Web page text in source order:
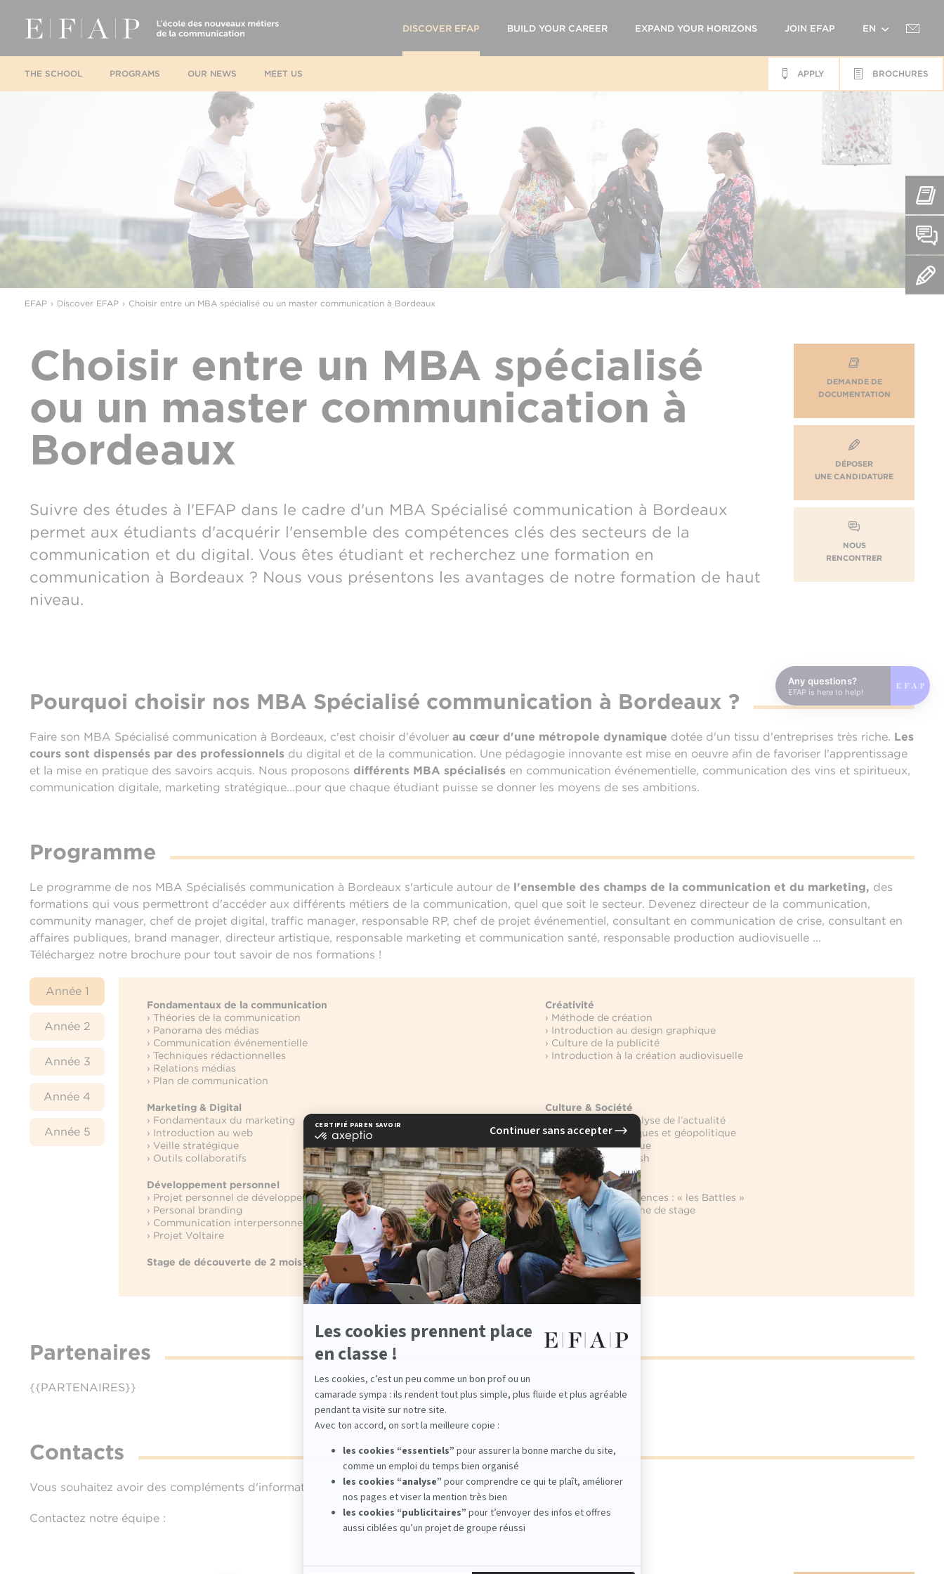
DISCOVER EFAP BUILD YOUR CAREER EXPAND YOUR HORIZONS JOIN EFAP EN
THE SCHOOL PROGRAMS OUR NEWS MEET US BROCHURES
APPLY
EFAP Discover EFAP Choisir entre un MBA spécialisé ou un master communication à Bordeaux
Choisir entre un MBA spécialisé
ou un master communication à
Bordeaux
Suivre des études à l'EFAP dans le cadre d'un MBA Spécialisé communication à Bordeaux
permet aux étudiants d'acquérir l'ensemble des compétences clés des secteurs de la
communication et du digital. Vous êtes étudiant et recherchez une formation en
communication à Bordeaux ? Nous vous présentons les avantages de notre formation de haut
niveau.
DEMANDE DE
DOCUMENTATION
DÉPOSER
UNE CANDIDATURE
NOUS
RENCONTRER
Pourquoi choisir nos MBA Spécialisé communication à Bordeaux ?
Faire son MBA Spécialisé communication à Bordeaux, c'est choisir d'évoluer au cœur d'une métropole dynamique dotée d'un tissu d'entreprises très riche. Les
cours sont dispensés par des professionnels du digital et de la communication. Une pédagogie innovante est mise en oeuvre afin de favoriser l'apprentissage
et la mise en pratique des savoirs acquis. Nous proposons différents MBA spécialisés en communication événementielle, communication des vins et spiritueux,
communication digitale, marketing stratégique...pour que chaque étudiant puisse se donner les moyens de ses ambitions.
Programme
Le programme de nos MBA Spécialisés communication à Bordeaux s'articule autour de l'ensemble des champs de la communication et du marketing, des
formations qui vous permettront d'accéder aux différents métiers de la communication, quel que soit le secteur. Devenez directeur de la communication,
community manager, chef de projet digital, traffic manager, responsable RP, chef de projet événementiel, consultant en communication de crise, consultant en
affaires publiques, brand manager, directeur artistique, responsable marketing et communication santé, responsable production audiovisuelle ...
Téléchargez notre brochure pour tout savoir de nos formations !
Année 1
Année 2
Année 3
Année 4
Année 5
Fondamentaux de la communication
› Théories de la communication
› Panorama des médias
› Communication événementielle
› Techniques rédactionnelles
› Relations médias
› Plan de communication
Créativité
› Méthode de création
› Introduction au design graphique
› Culture de la publicité
› Introduction à la création audiovisuelle
Marketing & Digital
› Fondamentaux du marketing
› Introduction au web
› Veille stratégique
› Outils collaboratifs
Culture & Société
› Décryptage et analyse de l’actualité
› Institutions politiques et géopolitique
› Culture économique
› Professional English
Développement personnel
› Projet personnel de développement
› Personal branding
› Communication interpersonnelle
› Projet Voltaire
Vie professionnelle
› Compétitions d'agences : « les Battles »
› Atelier de recherche de stage
Stage de découverte de 2 mois
Partenaires
{{PARTENAIRES}}
Contacts
Vous souhaitez avoir des compléments d'informations sur nos masters communication à Bordeaux ?
Contactez notre équipe :
Any questions?
EFAP is here to help!